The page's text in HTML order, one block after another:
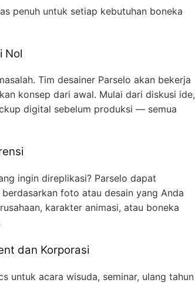
penuh untuk setiap kebutuhan boneka
Nol
Tim desainer Parselo akan bekerja
konsep dari awal. Mulai dari diskusi ide,
digital sebelum produksi — semua
ingin direplikasi? Parselo dapat
foto atau desain yang Anda
karakter animasi, atau boneka
dan Korporasi
untuk acara wisuda, seminar, ulang tahun